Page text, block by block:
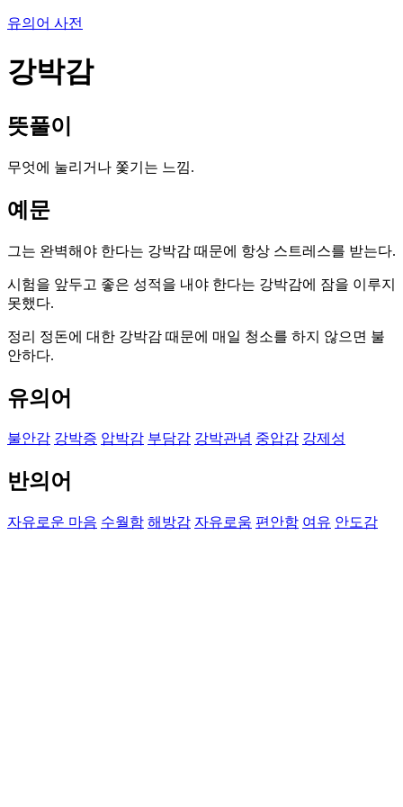
유의어 사전
강박감
뜻풀이
무엇에 눌리거나 쫓기는 느낌.
예문
그는 완벽해야 한다는 강박감 때문에 항상 스트레스를 받는다.
시험을 앞두고 좋은 성적을 내야 한다는 강박감에 잠을 이루지
못했다.
정리 정돈에 대한 강박감 때문에 매일 청소를 하지 않으면 불
안하다.
유의어
불안감 강박증 압박감 부담감 강박관념 중압감 강제성
반의어
자유로운 마음 수월함 해방감 자유로움 편안함 여유 안도감